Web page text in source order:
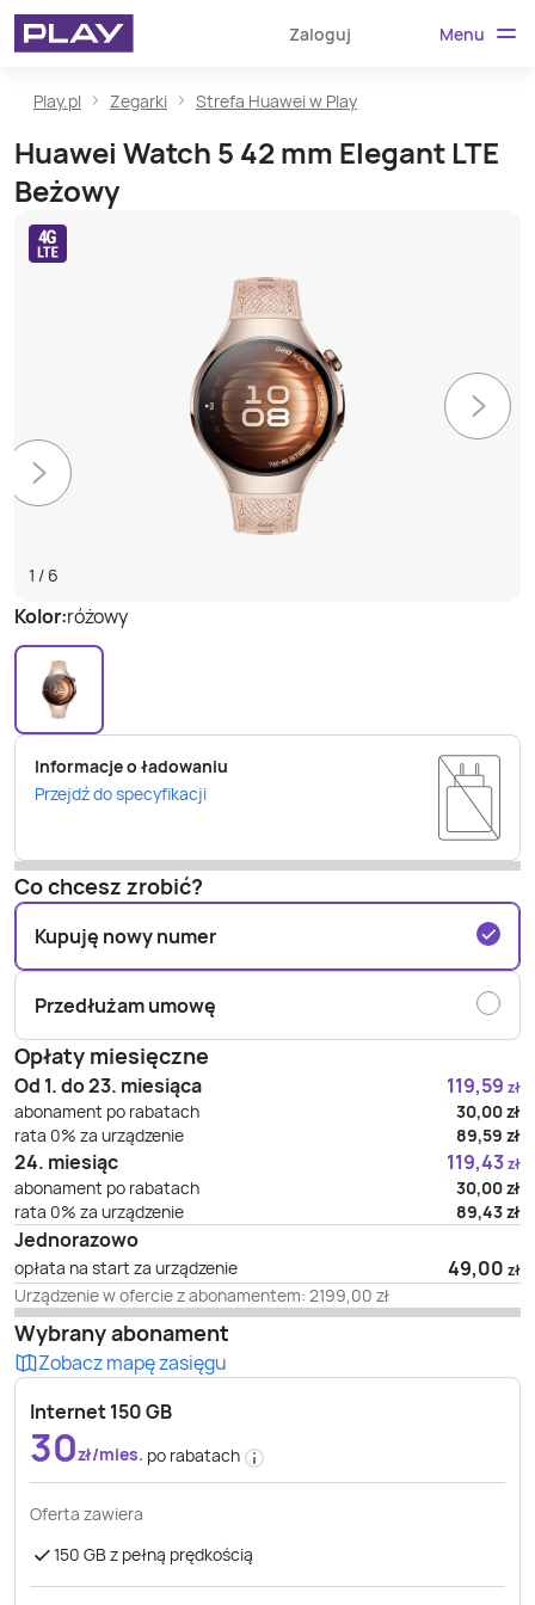
Zaloguj Menu
Play.pl Zegarki Strefa Huawei w Play
Huawei Watch 5 42 mm Elegant LTE
Beżowy
1 / 6
Kolor:różowy
Informacje o ładowaniu
Przejdź do specyfikacji
Co chcesz zrobić?
Kupuję nowy numer
Przedłużam umowę
Opłaty miesięczne
Od 1. do 23. miesiąca 119,59 zł
abonament po rabatach 30,00zł
rata 0% za urządzenie
89,59 zł
24. miesiąc 119,43zł
abonament po rabatach 30,00zł
rata 0% za urządzenie
89,43zł
Jednorazowo
opłata na start za urządzenie 49,00 zł
Urządzenie w ofercie z abonamentem: 2199,00 zł
Wybrany abonament
Zobacz mapę zasięgu
Internet 150 GB
30zł/mies. po rabatach
Oferta zawiera
150 GB z pełną prędkością